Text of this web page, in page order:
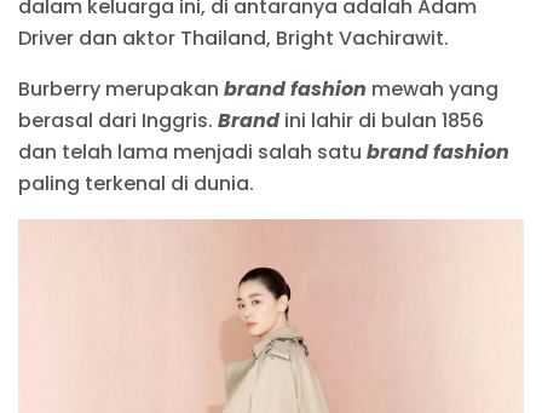
dalam keluarga ini, di antaranya adalah Adam
Driver dan aktor Thailand, Bright Vachirawit.
Burberry merupakan brandfashion mewah yang
berasal dari Inggris. Brand ini lahir di bulan 1856
dan telah lama menjadi salah satu brand fashion
paling terkenal di dunia.